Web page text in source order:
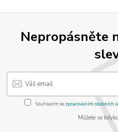
Nepropásněte
Souhlasím se zpracováním osobních
Můžete se